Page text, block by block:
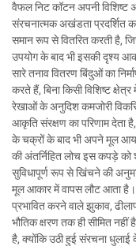
वैफल निट कॉटन अपनी विशिष्ट
संरचनात्मक अखंडता प्रदर्शित
समान रूप से वितरित करती है,
उपयोग के बाद भी इसकी दृश्य
सारे तनाव वितरण बिंदुओं का
करते हैं, बिना किसी विशिष्ट
रेखाओं के अनुदिश कमजोरी
आकृति संरक्षण का परिणाम
के चक्रों के बाद भी अपने मूल
की अंतर्निहित लोच इस कपड़े
सुविधापूर्ण रूप से खिंचने की
मूल आकार में वापस लौट आता है।
प्रभावित करने वाले झुकाव,
भौतिक क्षरण तक ही सीमित नहीं
है, क्योंकि उठी हुई संरचना धुलाई